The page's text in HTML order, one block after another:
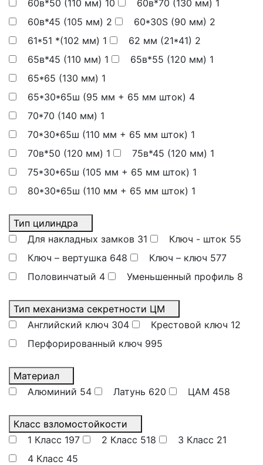
60в*50 (110 мм) 10 60в*70 (130 мм) 1
60в*45 (105 мм) 2 60*30S (90 мм) 2
61*51 *(102 мм) 1 62 мм (21*41) 2
65в*45 (110 мм) 1 65в*55 (120 мм) 1
65*65 (130 мм) 1
65*30*65ш (95 мм + 65 мм шток) 4
70*70 (140 мм) 1
70*30*65ш (110 мм + 65 мм шток) 1
70в*50 (120 мм) 1 75в*45 (120 мм) 1
75*30*65ш (105 мм + 65 мм шток) 1
80*30*65ш (110 мм + 65 мм шток) 1
Тип цилиндра
Для накладных замков 31 Ключ - шток 55
Ключ – вертушка 648 Ключ – ключ 577
Половинчатый 4 Уменьшенный профиль 8
Тип механизма секретности ЦМ
Английский ключ 304 Крестовой ключ 12
Перфорированный ключ 995
Материал
Алюминий 54 Латунь 620 ЦАМ 458
Класс взломостойкости
1 Класс 197 2 Класс 518 3 Класс 21
4 Класс 45